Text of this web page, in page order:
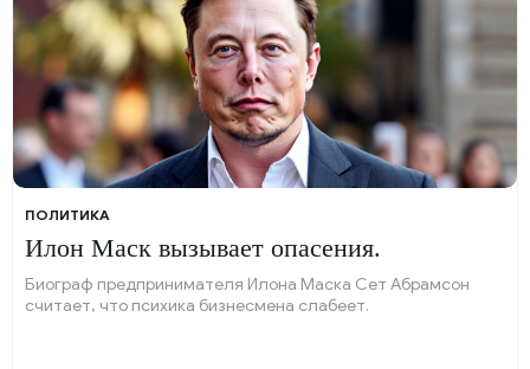
ПОЛИТИКА
Илон Маск вызывает опасения.
Биограф предпринимателя Илона Маска Сет Абрамсон
считает, что психика бизнесмена слабеет.